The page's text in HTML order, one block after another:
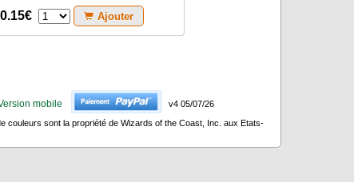
0.15€ Ajouter
mobile
v4 05/07/26
couleurs sont la propriété de Wizards of the Coast, Inc. aux Etats-